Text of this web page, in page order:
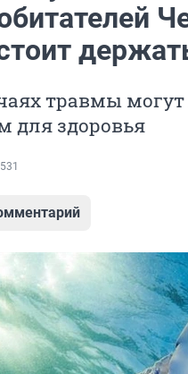
травмы
для здоровья